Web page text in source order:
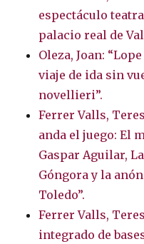
espectáculo
palacio real de
Oleza, Joan:
viaje de ida sin
novellieri”.
Ferrer Valls,
anda el juego: El
Gaspar Aguilar,
Góngora y la
Toledo”.
Ferrer Valls,
integrado de